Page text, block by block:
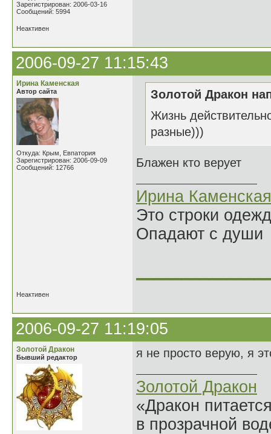
Зарегистрирован: 2006-03-16
Сообщений: 5994
Неактивен
2006-09-27 11:15:43
Ирина Каменская
Автор сайта
Откуда: Крым, Евпатория
Зарегистрирован: 2006-09-09
Сообщений: 12766
Золотой Дракон
Жизнь
разные)))
Блажен кто верует
Ирина Каменская
Это строки
Опадают с души
Неактивен
2006-09-27 11:19:05
Золотой Дракон
Бывший редактор я не просто верую, я
Золотой Дракон
«Дракон
в прозрачной